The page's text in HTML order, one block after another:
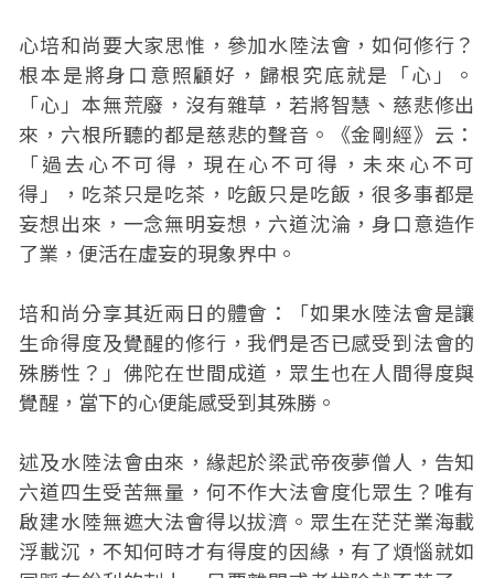
心培和尚要大家思惟，參加水陸法會，如何修行？
根本是將身口意照顧好，歸根究底就是「心」。
「心」本無荒廢，沒有雜草，若將智慧、慈悲修出
來，六根所聽的都是慈悲的聲音。《金剛經》云：
「過去心不可得，現在心不可得，未來心不可
得」，吃茶只是吃茶，吃飯只是吃飯，很多事都是
妄想出來，一念無明妄想，六道沈淪，身口意造作
了業，便活在虛妄的現象界中。
培和尚分享其近兩日的體會：「如果水陸法會是讓
生命得度及覺醒的修行，我們是否已感受到法會的
殊勝性？」佛陀在世間成道，眾生也在人間得度與
覺醒，當下的心便能感受到其殊勝。
述及水陸法會由來，緣起於梁武帝夜夢僧人，告知
六道四生受苦無量，何不作大法會度化眾生？唯有
啟建水陸無遮大法會得以拔濟。眾生在茫茫業海載
浮載沉，不知何時才有得度的因緣，有了煩惱就如